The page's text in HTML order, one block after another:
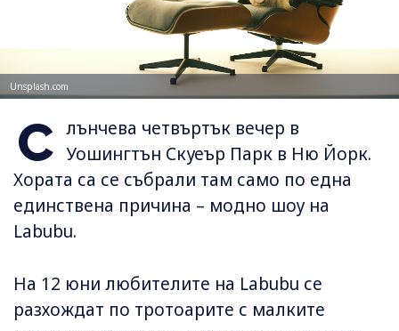
Unsplash.com
С лънчева четвъртък вечер в
Уошингтън Скуеър Парк в Ню Йорк.
Хората са се събрали там само по една
единствена причина – модно шоу на
Labubu.
На 12 юни любителите на Labubu се
разхождат по тротоарите с малките